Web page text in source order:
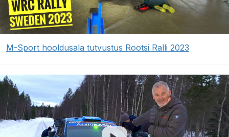
M-Sport hooldusala tutvustus Rootsi Ralli 2023